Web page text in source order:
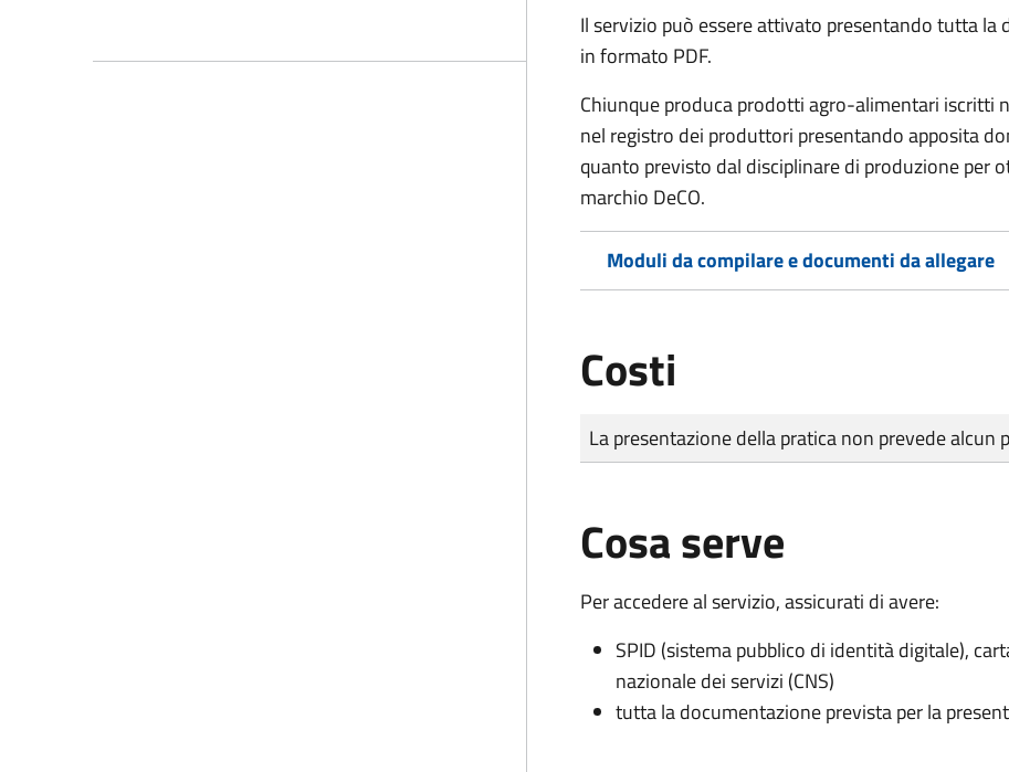
Il servizio può essere attivato presentando tutta
in formato PDF.
Chiunque produca prodotti agro-alimentari iscritti
nel registro dei produttori presentando apposita
quanto previsto dal disciplinare di produzione per
marchio DeCO.
Moduli da compilare e documenti da allegare
Costi
Tipo di pagamento
Importo
La presentazione della pratica non prevede alcun
Cosa serve
Per accedere al servizio, assicurati di avere:
SPID (sistema pubblico di identità digitale),
nazionale dei servizi (CNS)
tutta la documentazione prevista per la